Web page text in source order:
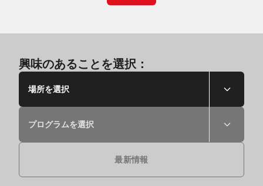
興味のあることを選択：
場所を選択
プログラムを選択
最新情報